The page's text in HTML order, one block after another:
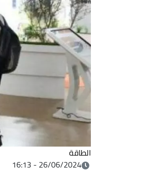
الطاقة
26/06/2024 - 16:13